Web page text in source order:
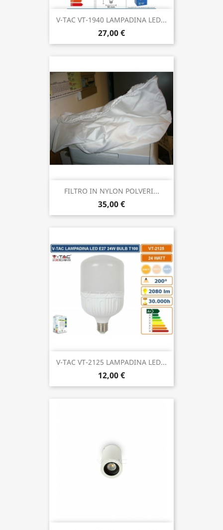
V-TAC VT-1940 LAMPADINA LED...
27,00 €
FILTRO IN NYLON POLVERI...
35,00 €
V-TAC VT-2125 LAMPADINA LED...
12,00 €